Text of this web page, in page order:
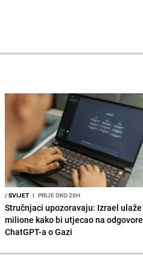
/SVIJET I PRIJE OKO 20H
Stručnjaci upozoravaju: Izrael ulaže
milione kako bi utjecao na odgovore
ChatGPT-a o Gazi